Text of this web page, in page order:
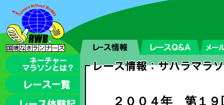
２００４年 第１９